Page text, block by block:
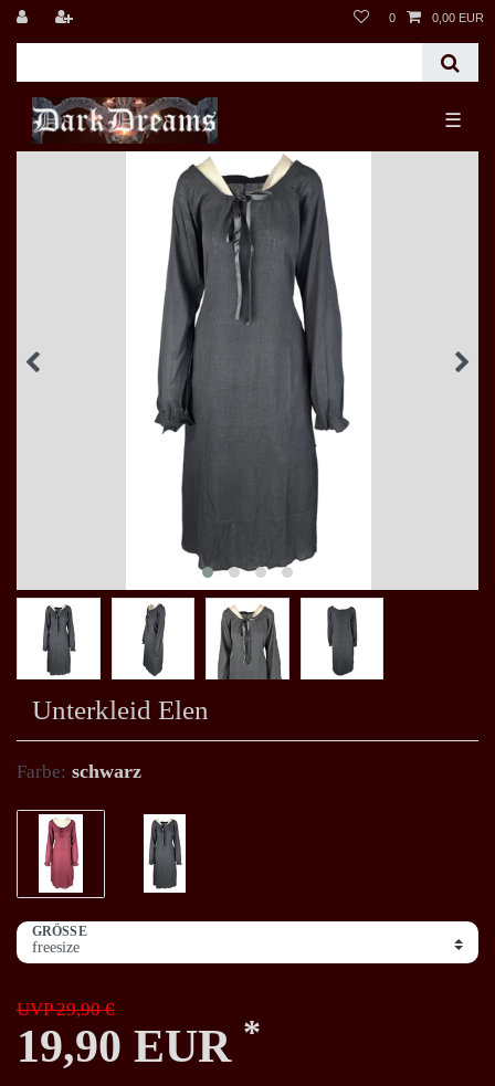
0 0,00 EUR
☰
Unterkleid Elen
Farbe: schwarz
GRÖSSE
UVP 29,90 €
19,90 EUR *